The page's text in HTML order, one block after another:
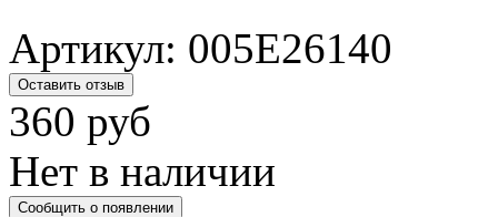
Артикул: 005E26140
Оставить отзыв
360 руб
Нет в наличии
Сообщить о появлении